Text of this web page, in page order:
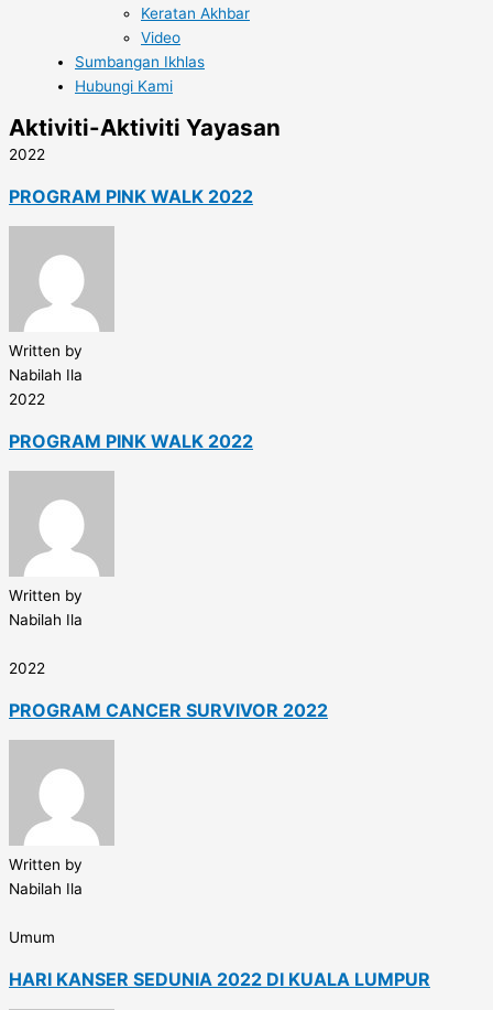
Keratan Akhbar
Video
Sumbangan Ikhlas
Hubungi Kami
Aktiviti-Aktiviti Yayasan
2022
PROGRAM PINK WALK 2022
Written by
Nabilah Ila
2022
PROGRAM PINK WALK 2022
Written by
Nabilah Ila
2022
PROGRAM CANCER SURVIVOR 2022
Written by
Nabilah Ila
Umum
HARI KANSER SEDUNIA 2022 DI KUALA LUMPUR